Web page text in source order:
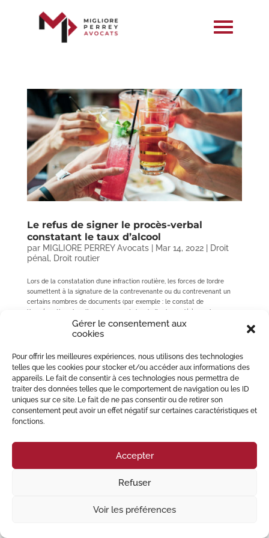
Gérer le consentement aux
cookies
Pour offrir les meilleures expériences, nous utilisons des technologies
telles que les cookies pour stocker et/ou accéder aux informations des
appareils. Le fait de consentir à ces technologies nous permettra de
traiter des données telles que le comportement de navigation ou les ID
uniques sur ce site. Le fait de ne pas consentir ou de retirer son
consentement peut avoir un effet négatif sur certaines caractéristiques et
fonctions.
Accepter
Refuser
Voir les préférences
Le refus de signer le procès-verbal
constatant le taux d’alcool
par MIGLIORE PERREY Avocats| Mar 14, 2022|
Droit
pénal, Droit routier
Lors de la constatation d’une infraction routière, les forces de l’ordre
soumettent à la signature de la contrevenante ou du contrevenant un
certains nombres de documents (par exemple : le constat de